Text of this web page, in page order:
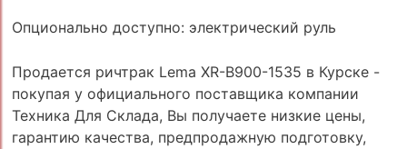
Опционально доступно: электрический руль
Продается ричтрак Lema XR-B900-1535 в Курске -
покупая у официального поставщика компании
Техника Для Склада, Вы получаете низкие цены,
гарантию качества, предпродажную подготовку,